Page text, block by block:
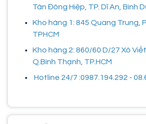
Tân Đông Hiệp, TP. Dĩ An, Bình
Kho hàng 1: 845 Quang Trung,
TPHCM
Kho hàng 2: 860/60 D/27 Xô
Q.Bình Thạnh, TP.HCM
Hotline 24/7 :0987.194.292 -